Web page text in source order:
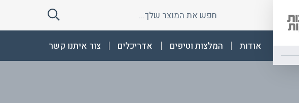
חפש
שלך
חפש
את
המוצר אודות המלצות וטיפים אדריכלים צור איתנו קשר